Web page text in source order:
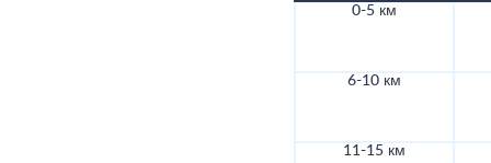
0-5 км
6-10 км
11-15 км